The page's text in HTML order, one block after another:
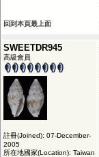
回到本頁最上面
SWEETDR945
高級會員
註冊(Joined): 07-December-
2005
所在地國家(Location): Taiwan